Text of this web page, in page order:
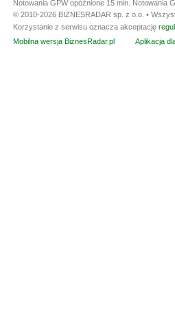
Notowania GPW opóźnione 15 min. Notowania
© 2010-2026 BIZNESRADAR sp. z o.o. •
Korzystanie z serwisu oznacza akceptację
Mobilna wersja BiznesRadar.pl
Aplikacja